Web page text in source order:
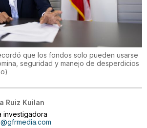
que los fondos solo pueden usarse
seguridad y manejo de desperdicios
)
Ruiz Kuilan
investigadora